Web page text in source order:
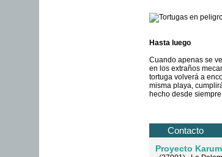
Hasta luego
Cuando apenas se
en los extraños
tortuga volverá a
misma playa,
hecho desde
Contacto
Proyecto